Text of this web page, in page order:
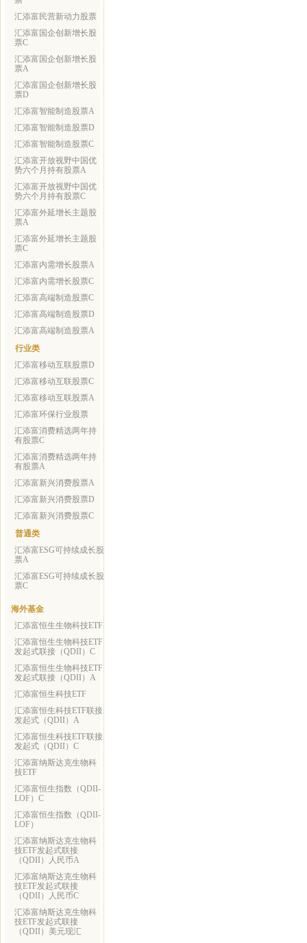
汇添富民营新动力股票
汇添富国企创新增长股
票C
汇添富国企创新增长股
票A
汇添富国企创新增长股
票D
汇添富智能制造股票A
汇添富智能制造股票D
汇添富智能制造股票C
汇添富开放视野中国优
势六个月持有股票A
汇添富开放视野中国优
势六个月持有股票C
汇添富外延增长主题股
票A
汇添富外延增长主题股
票C
汇添富内需增长股票A
汇添富内需增长股票C
汇添富高端制造股票C
汇添富高端制造股票D
汇添富高端制造股票A
行业类
汇添富移动互联股票D
汇添富移动互联股票C
汇添富移动互联股票A
汇添富环保行业股票
汇添富消费精选两年持
有股票C
汇添富消费精选两年持
有股票A
汇添富新兴消费股票A
汇添富新兴消费股票D
汇添富新兴消费股票C
普通类
汇添富ESG可持续成长股
票A
汇添富ESG可持续成长股
票C
海外基金
汇添富恒生生物科技ETF
汇添富恒生生物科技ETF
发起式联接（QDII）C
汇添富恒生生物科技ETF
发起式联接（QDII）A
汇添富恒生科技ETF
汇添富恒生科技ETF联接
发起式（QDII）A
汇添富恒生科技ETF联接
发起式（QDII）C
汇添富纳斯达克生物科
技ETF
汇添富恒生指数（QDII-
LOF）C
汇添富恒生指数（QDII-
LOF）
汇添富纳斯达克生物科
技ETF发起式联接
（QDII）人民币A
汇添富纳斯达克生物科
技ETF发起式联接
（QDII）人民币C
汇添富纳斯达克生物科
技ETF发起式联接
（QDII）美元现汇